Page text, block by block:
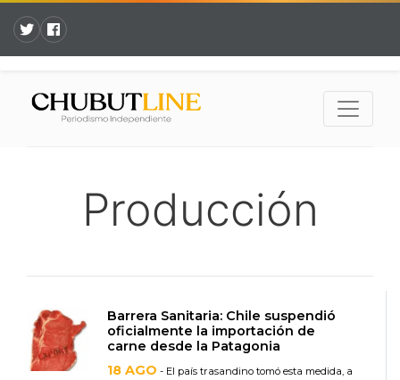
Producción
Barrera Sanitaria: Chile suspendió
oficialmente la importación de
carne desde la Patagonia
18 AGO - El país trasandino tomó esta medida, a